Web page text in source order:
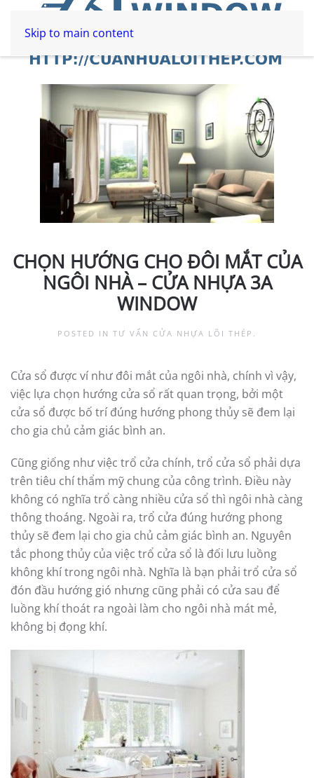
Skip to main content
CHỌN HƯỚNG CHO ĐÔI MẮT CỦA
NGÔI NHÀ – CỬA NHỰA 3A
WINDOW
POSTED IN TƯ VẤN CỬA NHỰA LÕI THÉP .
Cửa sổ được ví như đôi mắt của ngôi nhà, chính vì vậy,
việc lựa chọn hướng cửa sổ rất quan trọng, bởi một
cửa sổ được bố trí đúng hướng phong thủy sẽ đem lại
cho gia chủ cảm giác bình an.
Cũng giống như việc trổ cửa chính, trổ cửa sổ phải dựa
trên tiêu chí thẩm mỹ chung của công trình. Điều này
không có nghĩa trổ càng nhiều cửa sổ thì ngôi nhà càng
thông thoáng. Ngoài ra, trổ cửa đúng hướng phong
thủy sẽ đem lại cho gia chủ cảm giác bình an. Nguyên
tắc phong thủy của việc trổ cửa sổ là đối lưu luồng
không khí trong ngôi nhà. Nghĩa là bạn phải trổ cửa sổ
đón đầu hướng gió nhưng cũng phải có cửa sau để
luồng khí thoát ra ngoài làm cho ngôi nhà mát mẻ,
không bị đọng khí.